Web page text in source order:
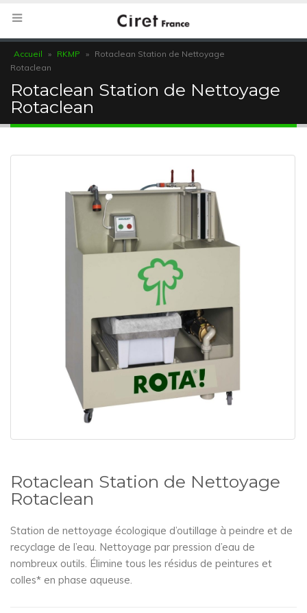
Accueil » RKMP » Rotaclean Station de Nettoyage
Rotaclean
Rotaclean Station de Nettoyage
Rotaclean
Rotaclean Station de Nettoyage
Rotaclean
Station de nettoyage écologique d’outillage à peindre et de
recyclage de l’eau. Nettoyage par pression d’eau de
nombreux outils. Élimine tous les résidus de peintures et
colles* en phase aqueuse.